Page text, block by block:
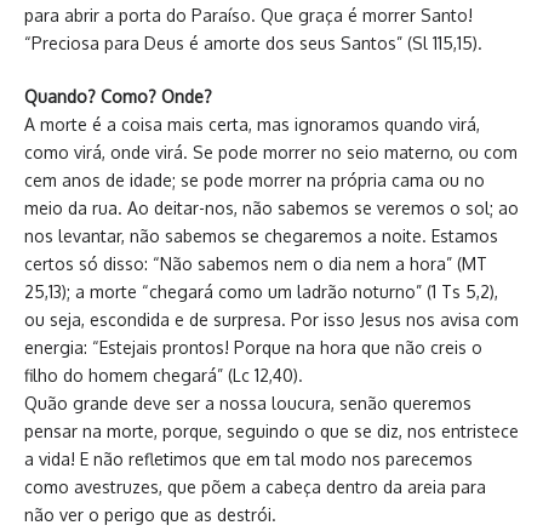
para abrir a porta do Paraíso. Que graça é morrer Santo!
“Preciosa para Deus é amorte dos seus Santos” (Sl 115,15).
Quando? Como? Onde?
A morte é a coisa mais certa, mas ignoramos quando virá,
como virá, onde virá. Se pode morrer no seio materno, ou com
cem anos de idade; se pode morrer na própria cama ou no
meio da rua. Ao deitar-nos, não sabemos se veremos o sol; ao
nos levantar, não sabemos se chegaremos a noite. Estamos
certos só disso: “Não sabemos nem o dia nem a hora” (MT
25,13); a morte “chegará como um ladrão noturno” (1 Ts 5,2),
ou seja, escondida e de surpresa. Por isso Jesus nos avisa com
energia: “Estejais prontos! Porque na hora que não creis o
filho do homem chegará” (Lc 12,40).
Quão grande deve ser a nossa loucura, senão queremos
pensar na morte, porque, seguindo o que se diz, nos entristece
a vida! E não refletimos que em tal modo nos parecemos
como avestruzes, que põem a cabeça dentro da areia para
não ver o perigo que as destrói.